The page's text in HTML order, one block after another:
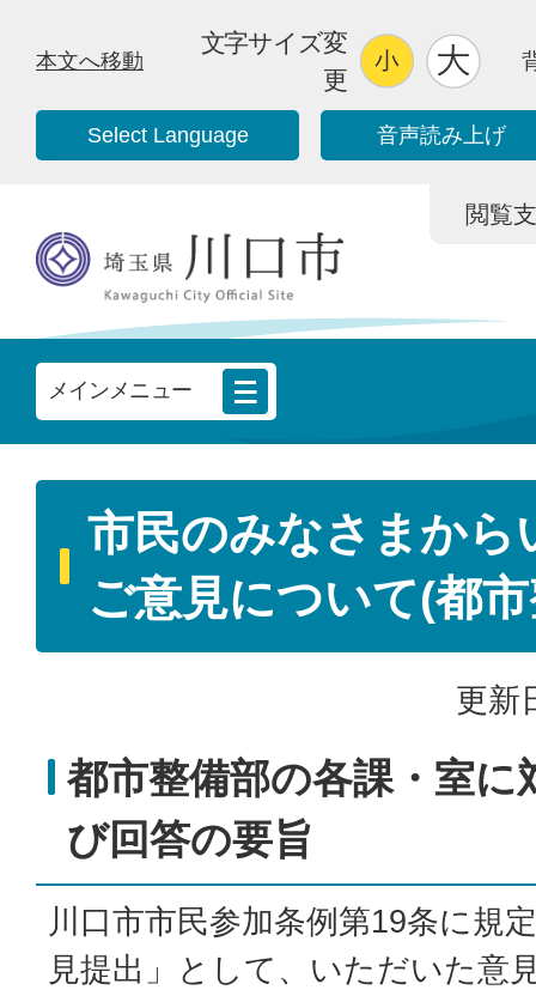
本文へ移動
文字サイズ変
更
Select Language 音声読み上げ
閲覧
メインメニュー
市民のみなさまから
ご意見について(都
更新
都市整備部の各課・室に
び回答の要旨
川口市市民参加条例第19条に規
見提出」として、いただいた意